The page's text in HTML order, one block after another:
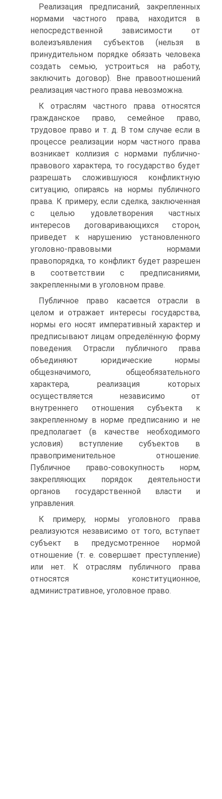
Реализация предписаний, закрепленных
нормами частного права, находится в
непосредственной зависимости от
волеизъявления субъектов (нельзя в
принудительном порядке обязать человека
создать семью, устроиться на работу,
заключить договор). Вне правоотношений
реализация частного права невозможна.
К отраслям частного права относятся
гражданское право, семейное право,
трудовое право и т. д. В том случае если в
процессе реализации норм частного права
возникает коллизия с нормами публично-
правового характера, то государство будет
разрешать сложившуюся конфликтную
ситуацию, опираясь на нормы публичного
права. К примеру, если сделка, заключенная
с целью удовлетворения частных
интересов договаривающихся сторон,
приведет к нарушению установленного
уголовно-правовыми нормами
правопорядка, то конфликт будет разрешен
в соответствии с предписаниями,
закрепленными в уголовном праве.
Публичное право касается отрасли в
целом и отражает интересы государства,
нормы его носят императивный характер и
предписывают лицам определённую форму
поведения. Отрасли публичного права
объединяют юридические нормы
общезначимого, общеобязательного
характера, реализация которых
осуществляется независимо от
внутреннего отношения субъекта к
закрепленному в норме предписанию и не
предполагает (в качестве необходимого
условия) вступление субъектов в
правоприменительное отношение.
Публичное право-совокупность норм,
закрепляющих порядок деятельности
органов государственной власти и
управления.
К примеру, нормы уголовного права
реализуются независимо от того, вступает
субъект в предусмотренное нормой
отношение (т. е. совершает преступление)
или нет. К отраслям публичного права
относятся конституционное,
административное, уголовное право.